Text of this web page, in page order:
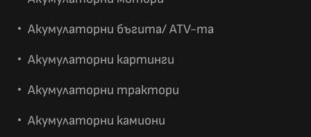
Акумулаторни бъгита/ ATV-та
Акумулаторни картинги
Акумулаторни трактори
Акумулаторни камиони